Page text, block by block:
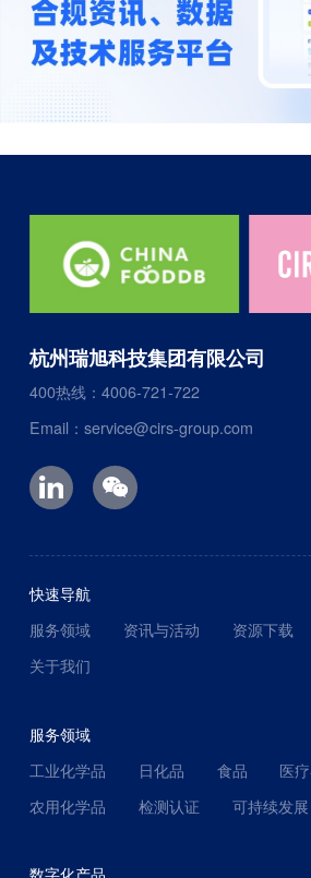
杭州瑞旭科技集团有限公司
400热线：4006-721-722
Email：service@cirs-group.com
快速导航
服务领域
资讯与活动 资源下载
关于我们
服务领域
工业化学品
日化品 食品
医
农用化学品
检测认证 可持续发展